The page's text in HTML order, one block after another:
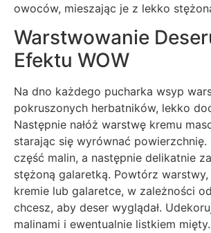
owoców, mieszając je z lekko
Warstwowanie
Efektu WOW
Na dno każdego pucharka wsyp
pokruszonych herbatników, lekko
Następnie nałóż warstwę kremu
starając się wyrównać powierzchnię.
część malin, a następnie delikatnie
stężoną galaretką. Powtórz
kremie lub galaretce, w zależności
chcesz, aby deser wyglądał.
malinami i ewentualnie listkiem